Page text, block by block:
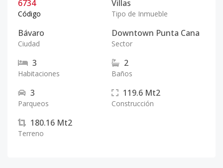
6734
Código
Villas
Tipo de Inmueble
Bávaro
Ciudad
Downtown Punta Cana
Sector
3
Habitaciones
2
Baños
3
Parqueos
119.6 Mt2
Construcción
180.16 Mt2
Terreno